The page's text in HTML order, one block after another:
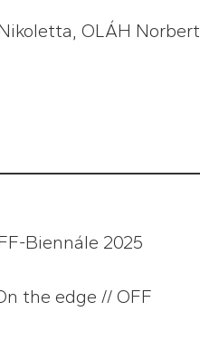
Nikoletta, OLÁH Norbert
Biennále 2025
the edge // OFF